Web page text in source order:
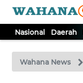
Nasional Daerah
Wahana News
TV
Tutup